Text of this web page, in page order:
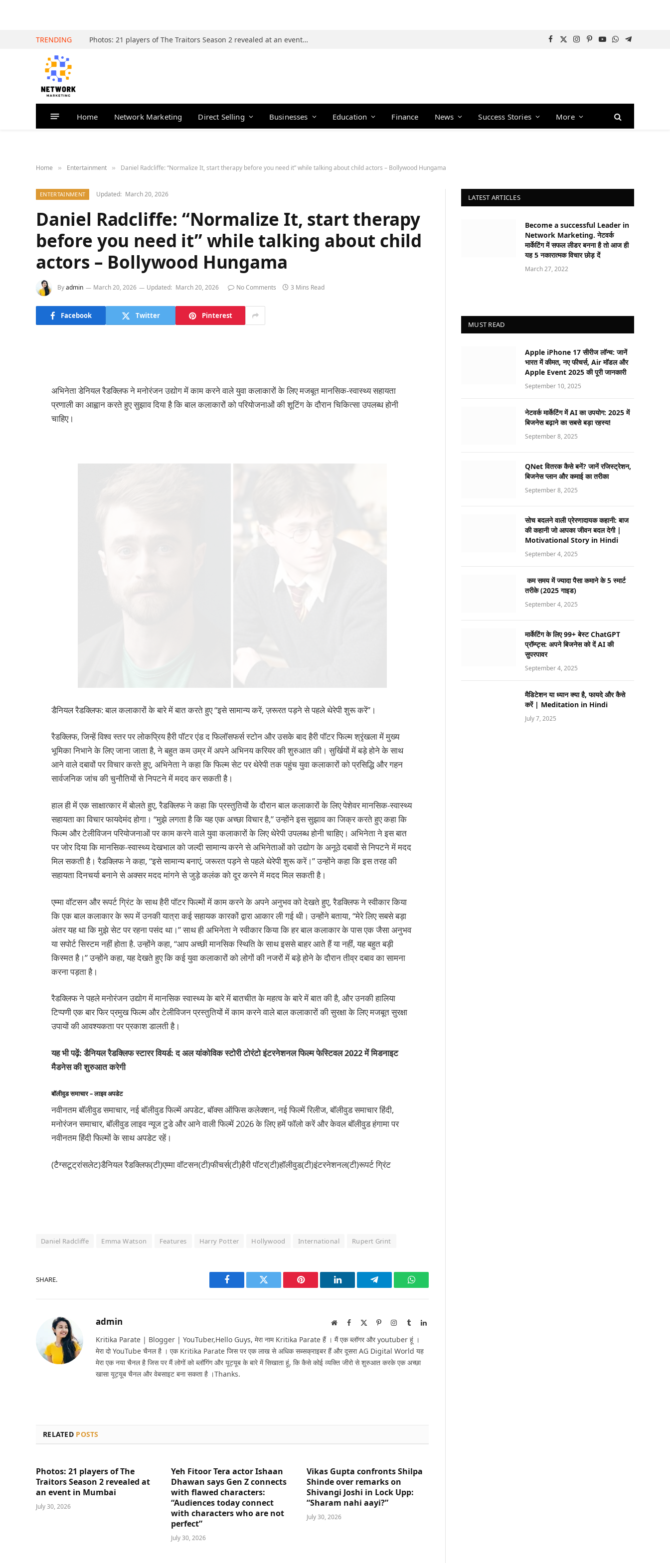
TRENDING Photos: 21 players of The Traitors Season 2 revealed at an event in Mumbai Facebook
X
Instagram
Pinterest
YouTube
WhatsApp
Telegram
Home Network Marketing Direct Selling Businesses Education Finance News Success Stories More
Home » Entertainment » Daniel Radcliffe: “Normalize It, start therapy before you need it” while talking about child actors – Bollywood Hungama
ENTERTAINMENT Updated: March 20, 2026
Daniel Radcliffe: “Normalize It, start therapy
before you need it” while talking about child
actors – Bollywood Hungama
Byadmin March 20, 2026 Updated: March 20, 2026 No Comments 3 Mins Read
Facebook Twitter Pinterest
अभिनेता डेनियल रैडक्लिफ ने मनोरंजन उद्योग में काम करने वाले युवा कलाकारों के लिए मजबूत मानसिक-स्वास्थ्य सहायता
प्रणाली का आह्वान करते हुए सुझाव दिया है कि बाल कलाकारों को परियोजनाओं की शूटिंग के दौरान चिकित्सा उपलब्ध होनी
चाहिए।
डैनियल रैडक्लिफ: बाल कलाकारों के बारे में बात करते हुए “इसे सामान्य करें, ज़रूरत पड़ने से पहले थेरेपी शुरू करें”।
रैडक्लिफ, जिन्हें विश्व स्तर पर लोकप्रिय हैरी पॉटर एंड द फिलॉसफर्स स्टोन और उसके बाद हैरी पॉटर फिल्म श्रृंखला में मुख्य
भूमिका निभाने के लिए जाना जाता है, ने बहुत कम उम्र में अपने अभिनय करियर की शुरुआत की। सुर्खियों में बड़े होने के साथ
आने वाले दबावों पर विचार करते हुए, अभिनेता ने कहा कि फिल्म सेट पर थेरेपी तक पहुंच युवा कलाकारों को प्रसिद्धि और गहन
सार्वजनिक जांच की चुनौतियों से निपटने में मदद कर सकती है।
हाल ही में एक साक्षात्कार में बोलते हुए, रैडक्लिफ ने कहा कि प्रस्तुतियों के दौरान बाल कलाकारों के लिए पेशेवर मानसिक-स्वास्थ्य
सहायता का विचार फायदेमंद होगा। “मुझे लगता है कि यह एक अच्छा विचार है,” उन्होंने इस सुझाव का जिक्र करते हुए कहा कि
फिल्म और टेलीविजन परियोजनाओं पर काम करने वाले युवा कलाकारों के लिए थेरेपी उपलब्ध होनी चाहिए। अभिनेता ने इस बात
पर जोर दिया कि मानसिक-स्वास्थ्य देखभाल को जल्दी सामान्य करने से अभिनेताओं को उद्योग के अनूठे दबावों से निपटने में मदद
मिल सकती है। रैडक्लिफ ने कहा, “इसे सामान्य बनाएं, जरूरत पड़ने से पहले थेरेपी शुरू करें।” उन्होंने कहा कि इस तरह की
सहायता दिनचर्या बनाने से अक्सर मदद मांगने से जुड़े कलंक को दूर करने में मदद मिल सकती है।
एम्मा वॉटसन और रूपर्ट ग्रिंट के साथ हैरी पॉटर फिल्मों में काम करने के अपने अनुभव को देखते हुए, रैडक्लिफ ने स्वीकार किया
कि एक बाल कलाकार के रूप में उनकी यात्रा कई सहायक कारकों द्वारा आकार ली गई थी। उन्होंने बताया, “मेरे लिए सबसे बड़ा
अंतर यह था कि मुझे सेट पर रहना पसंद था।” साथ ही अभिनेता ने स्वीकार किया कि हर बाल कलाकार के पास एक जैसा अनुभव
या सपोर्ट सिस्टम नहीं होता है. उन्होंने कहा, “आप अच्छी मानसिक स्थिति के साथ इससे बाहर आते हैं या नहीं, यह बहुत बड़ी
किस्मत है।” उन्होंने कहा, यह देखते हुए कि कई युवा कलाकारों को लोगों की नजरों में बड़े होने के दौरान तीव्र दबाव का सामना
करना पड़ता है।
रैडक्लिफ ने पहले मनोरंजन उद्योग में मानसिक स्वास्थ्य के बारे में बातचीत के महत्व के बारे में बात की है, और उनकी हालिया
टिप्पणी एक बार फिर प्रमुख फिल्म और टेलीविजन प्रस्तुतियों में काम करने वाले बाल कलाकारों की सुरक्षा के लिए मजबूत सुरक्षा
उपायों की आवश्यकता पर प्रकाश डालती है।
यह भी पढ़ें: डैनियल रैडक्लिफ स्टारर वियर्ड: द अल यांकोविक स्टोरी टोरंटो इंटरनेशनल फिल्म फेस्टिवल 2022 में मिडनाइट
मैडनेस की शुरुआत करेगी
बॉलीवुड समाचार – लाइव अपडेट
नवीनतम बॉलीवुड समाचार, नई बॉलीवुड फिल्में अपडेट, बॉक्स ऑफिस कलेक्शन, नई फिल्में रिलीज, बॉलीवुड समाचार हिंदी,
मनोरंजन समाचार, बॉलीवुड लाइव न्यूज टुडे और आने वाली फिल्में 2026 के लिए हमें फॉलो करें और केवल बॉलीवुड हंगामा पर
नवीनतम हिंदी फिल्मों के साथ अपडेट रहें।
(टैग्सटूट्रांसलेट)डैनियल रैडक्लिफ(टी)एम्मा वॉटसन(टी)फीचर्स(टी)हैरी पॉटर(टी)हॉलीवुड(टी)इंटरनेशनल(टी)रूपर्ट ग्रिंट
Daniel Radcliffe Emma Watson Features Harry Potter Hollywood International Rupert Grint
SHARE.
Facebook Twitter Pinterest LinkedIn Telegram WhatsApp
admin WebsiteFacebook PinterestInstagram
TumblrLinkedIn
Kritika Parate | Blogger | YouTuber,Hello Guys, मेरा नाम Kritika Parate हैं । मैं एक ब्लॉगर और youtuber हूं ।
मेरा दो YouTube चैनल है । एक Kritika Parate जिस पर एक लाख से अधिक सब्सक्राइबर हैं और दूसरा AG Digital World यह
मेरा एक नया चैनल है जिस पर मैं लोगों को ब्लॉगिंग और यूट्यूब के बारे में सिखाता हूं, कि कैसे कोई व्यक्ति जीरो से शुरुआत करके एक अच्छा
खासा यूट्यूब चैनल और वेबसाइट बना सकता है ।Thanks.
RELATED POSTS
Photos: 21 players of The
Traitors Season 2 revealed at
an event in Mumbai
July 30, 2026
Yeh Fitoor Tera actor Ishaan
Dhawan says Gen Z connects
with flawed characters:
“Audiences today connect
with characters who are not
perfect”
July 30, 2026
Vikas Gupta confronts Shilpa
Shinde over remarks on
Shivangi Joshi in Lock Upp:
“Sharam nahi aayi?”
July 30, 2026
LATEST ARTICLES
Become a successful Leader in
Network Marketing. नेटवर्क
मार्केटिंग में सफल लीडर बनना है तो आज ही
यह 5 नकारात्मक विचार छोड़ दें
March 27, 2022
MUST READ
Apple iPhone 17 सीरीज लॉन्च: जानें
भारत में कीमत, नए फीचर्स, Air मॉडल और
Apple Event 2025 की पूरी जानकारी
September 10, 2025
नेटवर्क मार्केटिंग में AI का उपयोग: 2025 में
बिजनेस बढ़ाने का सबसे बड़ा रहस्य!
September 8, 2025
QNet वितरक कैसे बनें? जानें रजिस्ट्रेशन,
बिजनेस प्लान और कमाई का तरीका
September 8, 2025
सोच बदलने वाली प्रेरणादायक कहानी: बाज
की कहानी जो आपका जीवन बदल देगी |
Motivational Story in Hindi
September 4, 2025
कम समय में ज्यादा पैसा कमाने के 5 स्मार्ट
तरीके (2025 गाइड)
September 4, 2025
मार्केटिंग के लिए 99+ बेस्ट ChatGPT
प्रॉम्प्ट्स: अपने बिजनेस को दें AI की
सुपरपावर
September 4, 2025
मैडिटेशन या ध्यान क्या है, फायदे और कैसे
करें | Meditation in Hindi
July 7, 2025